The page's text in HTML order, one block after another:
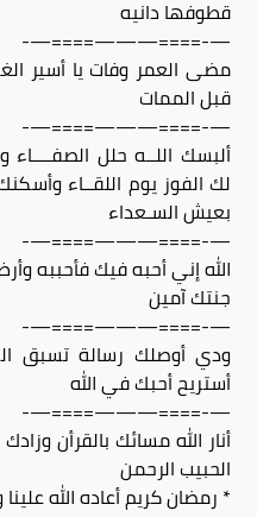
قطوفها دانيه
—-====———====—-
مضى العمر وفات يا أسير
قبل الممات
—-====———====—-
ألبسك اللــه حلل
لك الفوز يوم اللقــاء
بعيش السـعداء
—-====———====—-
الله إني أحبه فيك فأحببه
جنتك آمين
—-====———====—-
ودي أوصلك رسالة تسبق
أستريح أحبك في الله
—-====———====—-
أنار الله مسائك بالقرأن
الحبيب الرحمن
* رمضان كريم أعاده الله